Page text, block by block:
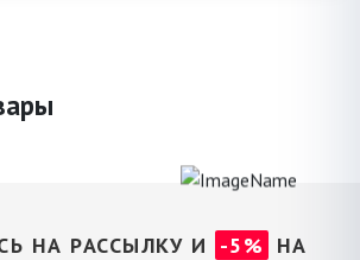
НА РАССЫЛКУ И -5%
НА